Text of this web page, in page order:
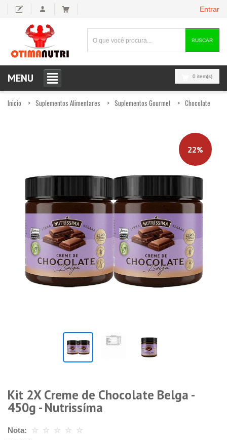
Entrar
BUSCAR
0 item(s)
MENU
Inicio Suplementos Alimentares Suplementos Gourmet Chocolate
22%
Kit 2X Creme de Chocolate Belga -
450g - Nutrissíma
Nota: ☆ ☆ ☆ ☆ ☆